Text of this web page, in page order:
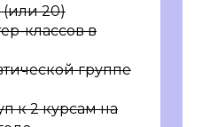
(или 20)
классов в
группе
к 2 курсам на